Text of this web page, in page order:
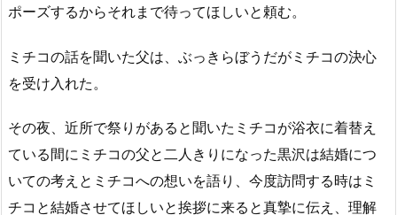
ポーズするからそれまで待ってほしいと頼む。
ミチコの話を聞いた父は、ぶっきらぼうだがミチコの決心
を受け入れた。
その夜、近所で祭りがあると聞いたミチコが浴衣に着替え
ている間にミチコの父と二人きりになった黒沢は結婚につ
いての考えとミチコへの想いを語り、今度訪問する時はミ
チコと結婚させてほしいと挨拶に来ると真摯に伝え、理解